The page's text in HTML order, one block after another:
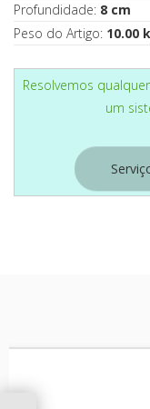
Profundidade: 8 cm
Peso do Artigo: 10.00
Resolvemos
um